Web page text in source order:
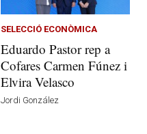
SELECCIÓ ECONÒMICA
Eduardo Pastor rep a
Cofares Carmen Fúnez i
Elvira Velasco
Jordi González